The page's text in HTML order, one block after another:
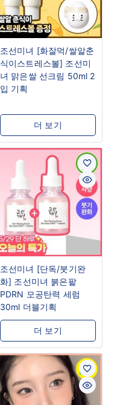
조선미녀 [화잘먹/쌀알춘
식이스트레스볼] 조선미
녀 맑은쌀 선크림 50ml 2
입 기획
더 보기
조선미녀 [단독/붓기완
화] 조선미녀 붉은팥
PDRN 모공탄력 세럼
30ml 더블기획
더 보기